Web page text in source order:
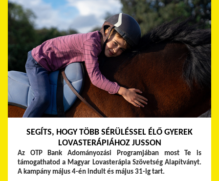
SEGÍTS, HOGY TÖBB SÉRÜLÉSSEL ÉLŐ GYEREK
LOVASTERÁPIÁHOZ JUSSON
Az OTP Bank Adományozási Programjában most Te is
támogathatod a Magyar Lovasterápia Szövetség Alapítványt.
A kampány május 4-én indult és május 31-ig tart.